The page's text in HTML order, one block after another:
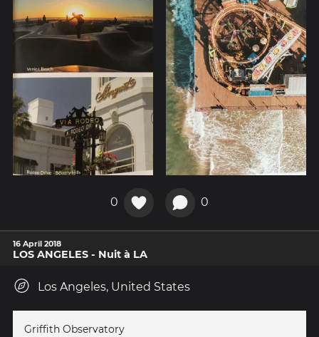
0 0
16 April 2018
LOS ANGELES - Nuit à LA
Los Angeles, United States
Griffith Observatory